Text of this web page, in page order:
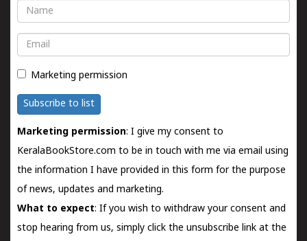
Name
Email
Marketing permission
Subscribe to list
Marketing permission: I give my consent to
KeralaBookStore.com to be in touch with me via email using
the information I have provided in this form for the purpose
of news, updates and marketing.
What to expect: If you wish to withdraw your consent and
stop hearing from us, simply click the unsubscribe link at the